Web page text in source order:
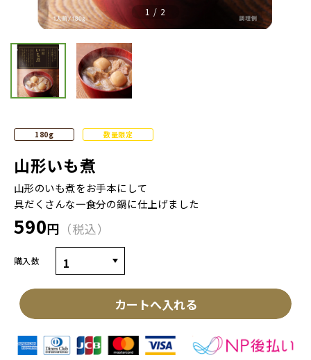
1 / 2
180g 数量限定
山形いも煮
山形のいも煮をお手本にして
具だくさんな一食分の鍋に仕上げました
590円 税込
購入数
カートへ入れる